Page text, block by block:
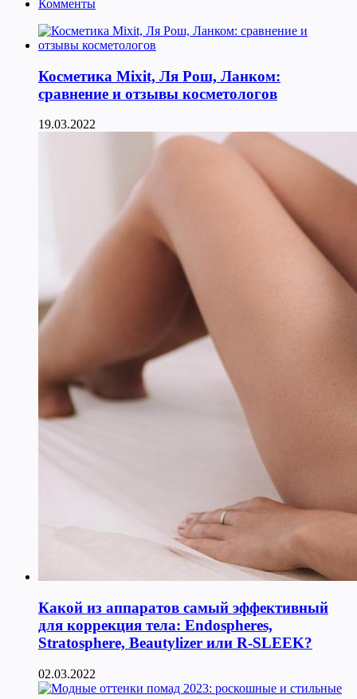
Комменты
Косметика Мixit, Ля Рош, Ланком:
сравнение и отзывы косметологов
19.03.2022
Какой из аппаратов самый эффективный
для коррекция тела: Endospheres,
Stratosphere, Beautylizer или R-SLEEK?
02.03.2022